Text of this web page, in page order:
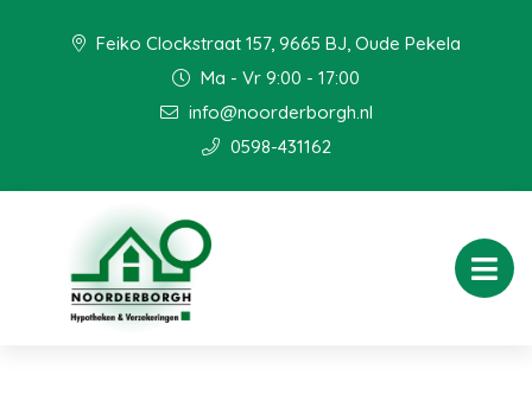
Feiko Clockstraat 157, 9665 BJ, Oude Pekela
Ma - Vr 9:00 - 17:00
info@noorderborgh.nl
0598-431162